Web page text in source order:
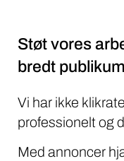
Støt vores
bredt
Vi har ikke
professionelt og
Med annoncer